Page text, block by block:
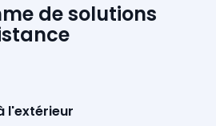
de solutions
l'extérieur